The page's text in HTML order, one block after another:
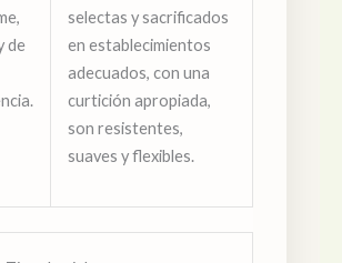
de
selectas y sacrificados
en establecimientos
adecuados, con una
curtición apropiada,
son resistentes,
suaves y flexibles.